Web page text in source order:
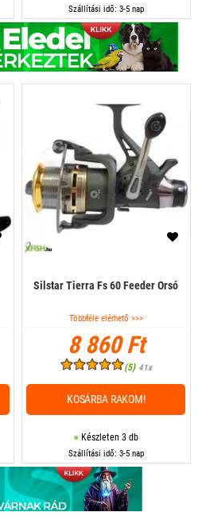
Szállítási idő: 3-5 nap
Silstar Tierra Fs 60 Feeder Orsó
Többféle elérhető >>>
8 860 Ft
(5) 41x
Készleten 3 db
Szállítási idő: 3-5 nap
KOSÁRBA RAKOM!